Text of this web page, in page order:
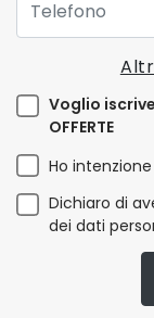
Voglio
OFFERTE
Ho
Dichiaro di
dei dati